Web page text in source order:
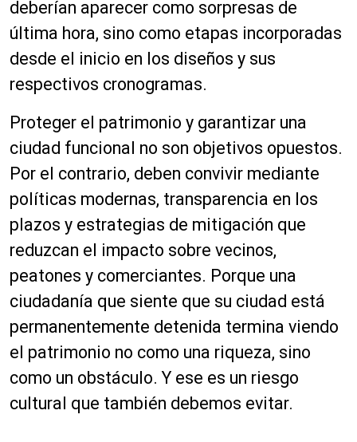
deberían aparecer como sorpresas de
última hora, sino como etapas incorporadas
desde el inicio en los diseños y sus
respectivos cronogramas.
Proteger el patrimonio y garantizar una
ciudad funcional no son objetivos opuestos.
Por el contrario, deben convivir mediante
políticas modernas, transparencia en los
plazos y estrategias de mitigación que
reduzcan el impacto sobre vecinos,
peatones y comerciantes. Porque una
ciudadanía que siente que su ciudad está
permanentemente detenida termina viendo
el patrimonio no como una riqueza, sino
como un obstáculo. Y ese es un riesgo
cultural que también debemos evitar.